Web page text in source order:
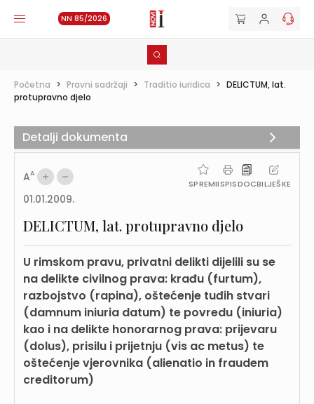
NN 85/2026
Početna > Pravni sadržaji > Traditio iuridica > DELICTUM, lat.
protupravno djelo
AA
SPREMIISPISDOCBILJEŠKE
01.01.2009.
DELICTUM, lat. protupravno djelo
U rimskom pravu, privatni delikti dijelili su se
na delikte civilnog prava: krađu (furtum),
razbojstvo (rapina), oštećenje tuđih stvari
(damnum iniuria datum) te povredu (iniuria)
kao i na delikte honorarnog prava: prijevaru
(dolus), prisilu i prijetnju (vis ac metus) te
oštećenje vjerovnika (alienatio in fraudem
creditorum)
Detalji dokumenta